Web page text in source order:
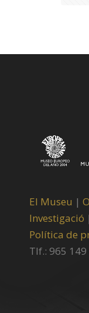
El Museu |
Investigació |
Política de
Tlf.: 965 149